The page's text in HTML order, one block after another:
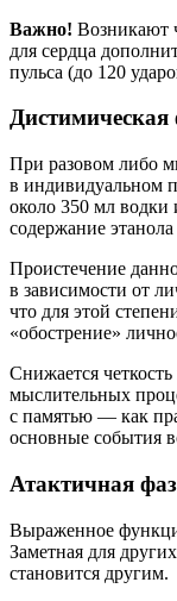
Важно! Возникают
для сердца
пульса (до 120
Дистимическая
При разовом либо
в индивидуальном
около 350 мл водки
содержание
Проистечение
в зависимости от
что для этой
«обострение»
Снижается
мыслительных
с памятью — как
основные события
Атактичная
Выраженное
Заметная для
становится другим.